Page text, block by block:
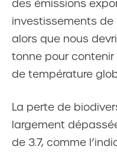
des émissions
investissements de
alors que nous
tonne pour contenir
de température
La perte de
largement
de 3.7, comme